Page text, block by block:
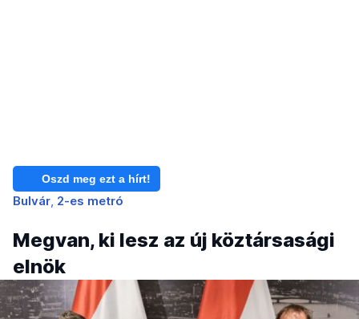
Oszd meg ezt a hírt!
Bulvár 2-es metró
Megvan, ki lesz az új köztársasági
elnök